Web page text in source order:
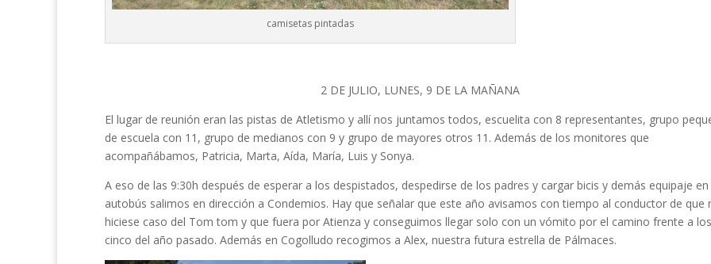
camisetas pintadas
2 DE JULIO, LUNES, 9 DE LA MAÑANA
El lugar de reunión eran las pistas de Atletismo y allí nos juntamos todos, escuelita con 8 representantes, grupo
de escuela con 11, grupo de medianos con 9 y grupo de mayores otros 11. Además de los monitores que
acompañábamos, Patricia, Marta, Aída, María, Luis y Sonya.
A eso de las 9:30h después de esperar a los despistados, despedirse de los padres y cargar bicis y demás equipaje en
autobús salimos en dirección a Condemios. Hay que señalar que este año avisamos con tiempo al conductor de que
hiciese caso del Tom tom y que fuera por Atienza y conseguimos llegar solo con un vómito por el camino frente a los
cinco del año pasado. Además en Cogolludo recogimos a Alex, nuestra futura estrella de Pálmaces.